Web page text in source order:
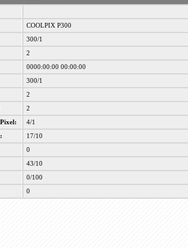
COOLPIX P300
300/1
2
0000:00:00 00:00:00
300/1
2
2
4/1
17/10
0
43/10
0/100
0